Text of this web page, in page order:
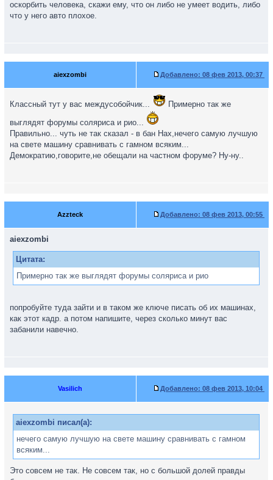
оскорбить человека, скажи ему, что он либо не умеет водить, либо
что у него авто плохое.
aiexzombi Добавлено: 08 фев 2013, 00:37
Классный тут у вас междусобойчик...
Примерно так же
выглядят форумы соляриса и рио...
Правильно... чуть не так сказал - в бан Нах,нечего самую лучшую
на свете машину сравнивать с гамном всяким...
Демократию,говорите,не обещали на частном форуме? Ну-ну..
Azzteck Добавлено: 08 фев 2013, 00:55
aiexzombi
Цитата:
Примерно так же выглядят форумы соляриса и рио
попробуйте туда зайти и в таком же ключе писать об их машинах,
как этот кадр. а потом напишите, через сколько минут вас
забанили навечно.
Vasilich Добавлено: 08 фев 2013, 10:04
aiexzombi писал(а):
нечего самую лучшую на свете машину сравнивать с гамном
всяким...
Это совсем не так. Не совсем так, но с большой долей правды